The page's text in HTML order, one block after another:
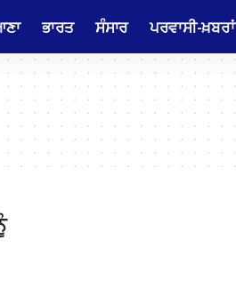
ਭਾਰਤ ਸੰਸਾਰ ਪਰਵਾਸੀ-ਖ਼ਬਰਾਂ